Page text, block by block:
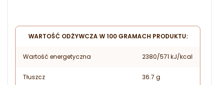
WARTOŚĆ ODŻYWCZA W 100 GRAMACH PRODUKTU:
Wartość energetyczna 2380/571 kJ/kcal
Tłuszcz 36.7 g